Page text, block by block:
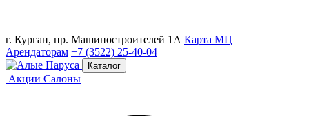
г. Курган, пр. Машиностроителей 1А Карта МЦ
Арендаторам +7 (3522) 25-40-04
Каталог
Акции Салоны